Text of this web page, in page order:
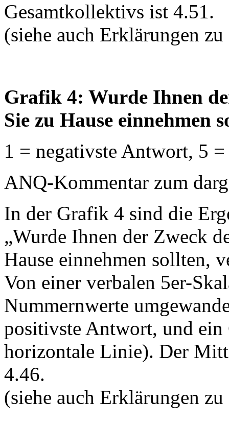
Gesamtkollektivs ist 4.51.
(siehe auch Erklärungen
Grafik 4: Wurde Ihnen
Sie zu Hause einnehmen
1 = negativste Antwort, 5
ANQ-Kommentar zum
In der Grafik 4 sind die
„Wurde Ihnen der Zweck
Hause einnehmen sollten,
Von einer verbalen 5er-
Nummernwerte
positivste Antwort, und ein
horizontale Linie). Der
4.46.
(siehe auch Erklärungen